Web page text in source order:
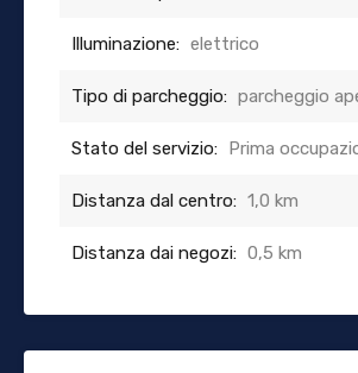
Illuminazione: elettrico
Tipo di parcheggio: parcheggio
Stato del servizio: Prima
Distanza dal centro: 1,0 km
Distanza dai negozi: 0,5 km